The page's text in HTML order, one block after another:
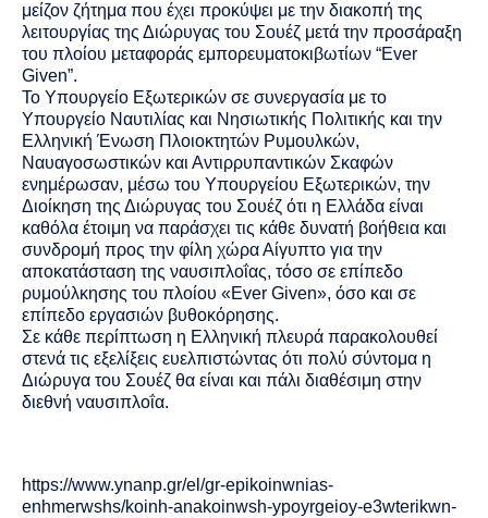
μείζον ζήτημα που έχει προκύψει με την διακοπή της
λειτουργίας της Διώρυγας του Σουέζ μετά την προσάραξη
του πλοίου μεταφοράς εμπορευματοκιβωτίων “Ever
Given”.
Το Υπουργείο Εξωτερικών σε συνεργασία με το
Υπουργείο Ναυτιλίας και Νησιωτικής Πολιτικής και την
Ελληνική Ένωση Πλοιοκτητών Ρυμουλκών,
Ναυαγοσωστικών και Αντιρρυπαντικών Σκαφών
ενημέρωσαν, μέσω του Υπουργείου Εξωτερικών, την
Διοίκηση της Διώρυγας του Σουέζ ότι η Ελλάδα είναι
καθόλα έτοιμη να παράσχει τις κάθε δυνατή βοήθεια και
συνδρομή προς την φίλη χώρα Αίγυπτο για την
αποκατάσταση της ναυσιπλοΐας, τόσο σε επίπεδο
ρυμούλκησης του πλοίου «Ever Given», όσο και σε
επίπεδο εργασιών βυθοκόρησης.
Σε κάθε περίπτωση η Ελληνική πλευρά παρακολουθεί
στενά τις εξελίξεις ευελπιστώντας ότι πολύ σύντομα η
Διώρυγα του Σουέζ θα είναι και πάλι διαθέσιμη στην
διεθνή ναυσιπλοΐα.
https://www.ynanp.gr/el/gr-epikoinwnias-
enhmerwshs/koinh-anakoinwsh-ypoyrgeioy-e3wterikwn-